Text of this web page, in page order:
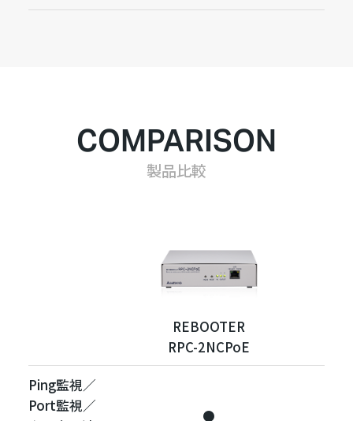
COMPARISON
製品比較
REBOOTER
RPC-2NCPoE
Ping監視／
Port監視／
●